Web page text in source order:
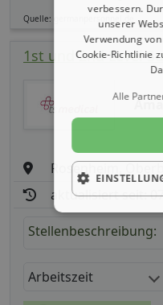
Quelle: germanpersonnel.de
1st und 2nd Level
Rosenheim,
aktualisiert seit:
Stellenbeschreibung:
Arbeitszeit
verbessern.
unserer
Verwendung
Cookie-Richtlinie
Alle